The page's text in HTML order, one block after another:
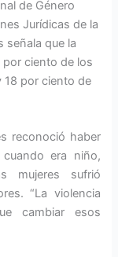
de Género
Jurídicas de la
señala que la
por ciento de los
18 por ciento de
reconoció haber
era niño,
mujeres sufrió
“La violencia
cambiar esos